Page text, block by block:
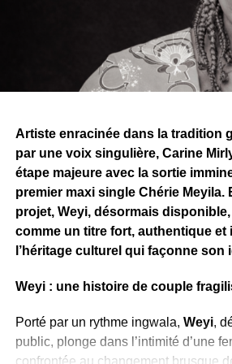
Gabonais à renouer avec leurs
les richesses culturelles des
“Au Gabon, partout je suis chez
Tigresse dans la chanson, dans une
Cette aventure humaine et artistique
naissance à “ZOOLENDE”, un titre
artiste originaire de la région.
livrent une chanson qui célèbre le
culturelle et l’attachement au terroir
WhatsApp
Facebook>>
Artiste enracinée dans la tradition
par une voix singulière, Carine
étape majeure avec la sortie
premier maxi single Chérie Meyila.
projet, Weyi, désormais disponible,
comme un titre fort, authentique et
l’héritage culturel qui façonne son
Weyi : une histoire de couple
Porté par un rythme ingwala, Weyi,
public, plonge dans l’intimité d’une
confrontée au changement brusque